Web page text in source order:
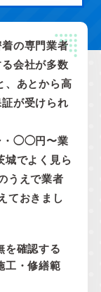
の専門業者
会社が多数
、あとから高
が受けられ
・◯◯円〜業
城でよく見ら
うえで業者
ておきまし
を確認する
工・修繕範